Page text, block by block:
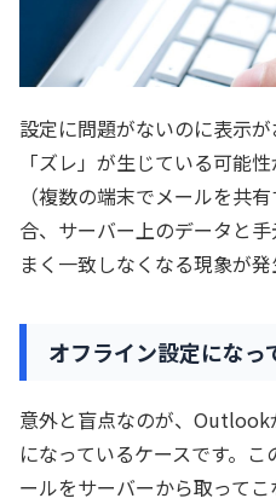
設定に問題がないのに表示
「ズレ」が生じている可能
（複数の端末でメールを共
合、サーバー上のデータと
まく一致しなくなる現象が発
オフライン設定になっ
意外と盲点なのが、Outlook
になっているケースです。
ールをサーバーから取って